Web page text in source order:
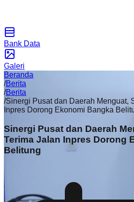
Bank Data
Galeri
Beranda
/Berita
/Berita
/Sinergi Pusat dan Daerah Menguat,
Inpres Dorong Ekonomi Bangka
Sinergi Pusat dan Daerah
Terima Jalan Inpres Dorong
Belitung